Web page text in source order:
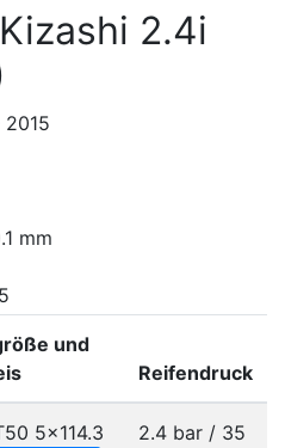
2.4i
2015
mm
und
Reifendruck
5x114.3
2.4 bar / 35